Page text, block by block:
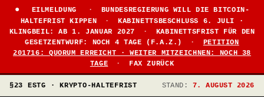
● EILMELDUNG ·
BUNDESREGIERUNG WILL DIE BITCOIN-
HALTEFRIST KIPPEN
·
KABINETTSBESCHLUSS 6. JULI ·
KLINGBEIL: AB 1. JANUAR 2027
·
KABINETTSFRIST FÜR DEN
GESETZENTWURF: NOCH 4 TAGE (F.A.Z.)
·
PETITION
201716: QUORUM ERREICHT · WEITER MITZEICHNEN: NOCH 38
TAGE
· FAX ZURÜCK
§23 ESTG · KRYPTO-HALTEFRIST STAND: 7. AUGUST 2026